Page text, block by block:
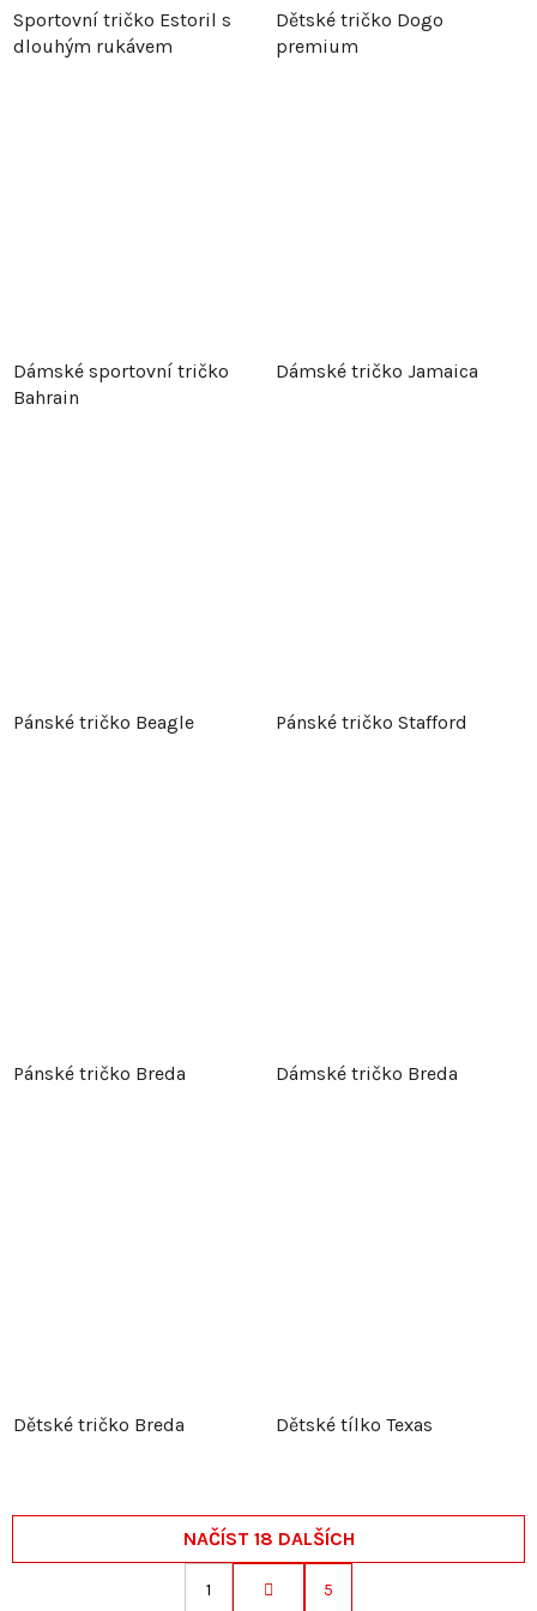
Sportovní tričko Estoril s
dlouhým rukávem
Dětské tričko Dogo
premium
Dámské sportovní tričko
Bahrain
Dámské tričko Jamaica
Pánské tričko Beagle Pánské tričko Stafford
Pánské tričko Breda Dámské tričko Breda
Dětské tričko Breda Dětské tílko Texas
NAČÍST 18 DALŠÍCH
S
1 5